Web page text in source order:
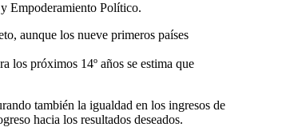
Empoderamiento Político.
aunque los nueve primeros países
los próximos 14º años se estima que
también la igualdad en los ingresos de
hacia los resultados deseados.